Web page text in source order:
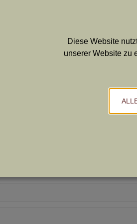
veröffentlicht. Pflichtfelder sind mit
Diese Website
unserer Website zu